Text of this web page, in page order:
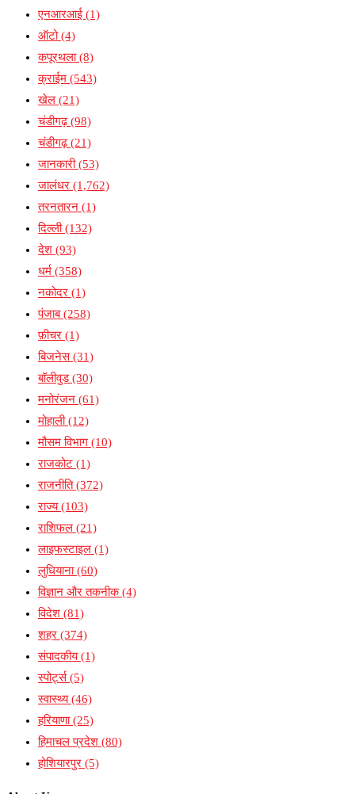
एनआरआई (1)
ऑटो(4)
कपूरथला(8)
क्राईम (543)
खेल (21)
चंडीगढ़(98)
चंडीगढ़(21)
जानकारी(53)
जालंधर (1,762)
तरनतारन (1)
दिल्ली(132)
देश (93)
धर्म (358)
नकोदर (1)
पंजाब(258)
फ़ीचर (1)
बिजनेस(31)
बॉलीवुड(30)
मनोरंजन (61)
मोहाली(12)
मौसम विभाग (10)
राजकोट (1)
राजनीति(372)
राज्य(103)
राशिफल (21)
लाइफस्टाइल (1)
लुधियाना(60)
विज्ञान और तकनीक(4)
विदेश (81)
शहर (374)
संपादकीय(1)
स्पोर्ट्स(5)
स्वास्थ्य(46)
हरियाणा(25)
हिमाचल प्रदेश (80)
होशियारपुर (5)